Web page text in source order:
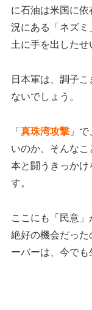
に石油は米国に
況にある「ネズ
土に手を出したせ
日本軍は、調子
ないでしょう。
「真珠湾攻撃 」
いのか、そんなこ
本と闘うきっか
す。
ここにも「民意
絶好の機会だっ
ーバーは、今でも